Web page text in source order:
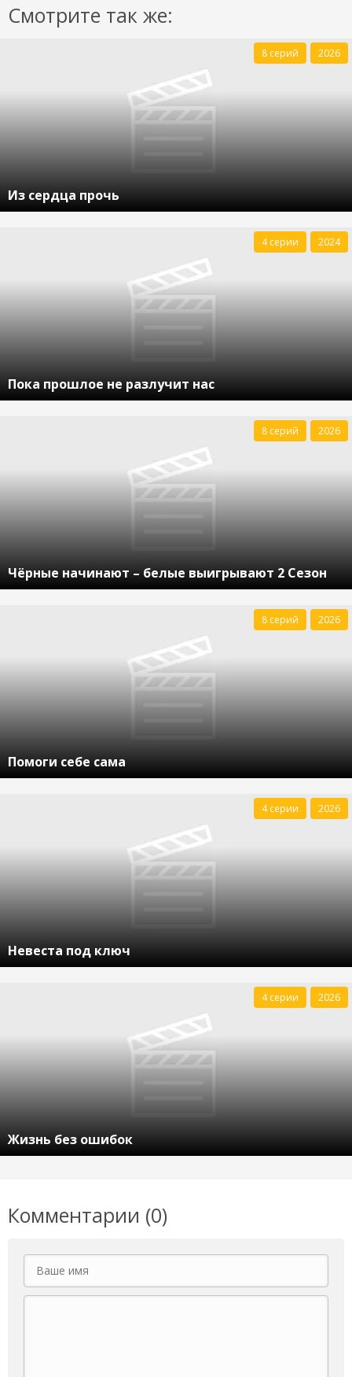
Смотрите так же:
Из сердца прочь
8 серий 2026
Пока прошлое не разлучит нас
4 серии 2024
Чёрные начинают – белые выигрывают 2 Сезон
8 серий 2026
Помоги себе сама
8 серий 2026
Невеста под ключ
4 серии 2026
Жизнь без ошибок
4 серии 2026
Комментарии (0)